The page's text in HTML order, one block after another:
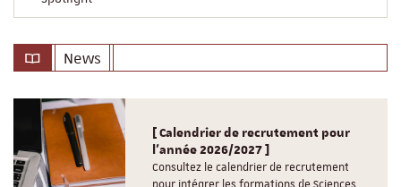
News
[ Calendrier de recrutement pour
l'année 2026/2027 ]
Consultez le calendrier de recrutement